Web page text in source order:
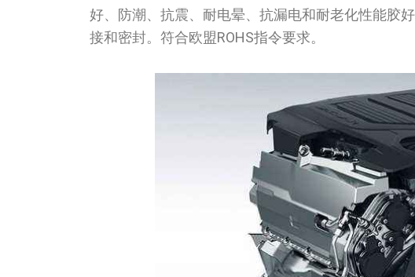
好、防潮、抗震、耐电晕、抗漏电和耐老化性能胶
接和密封。符合欧盟ROHS指令要求。